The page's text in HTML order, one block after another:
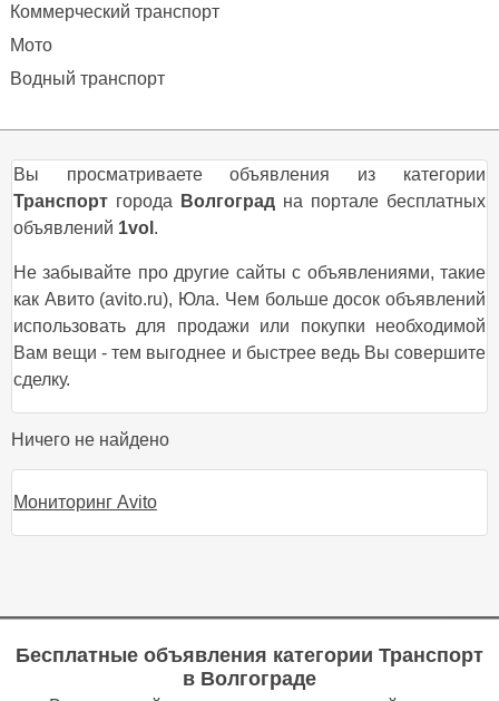
Коммерческий транспорт
Мото
Водный транспорт
Вы просматриваете объявления из категории
Транспортгорода Волгоградна портале бесплатных
объявлений 1vol .
Не забывайте про другие сайты с объявлениями, такие
как Авито (avito.ru), Юла. Чем больше досок объявлений
использовать для продажи или покупки необходимой
Вам вещи - тем выгоднее и быстрее ведь Вы совершите
сделку.
Ничего не найдено
Мониторинг Avito
Бесплатные объявления категории Транспорт
в Волгограде